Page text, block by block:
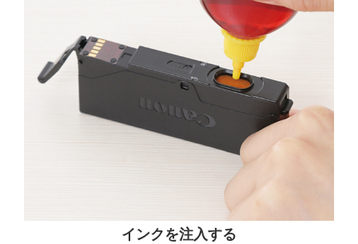
インクを注入する